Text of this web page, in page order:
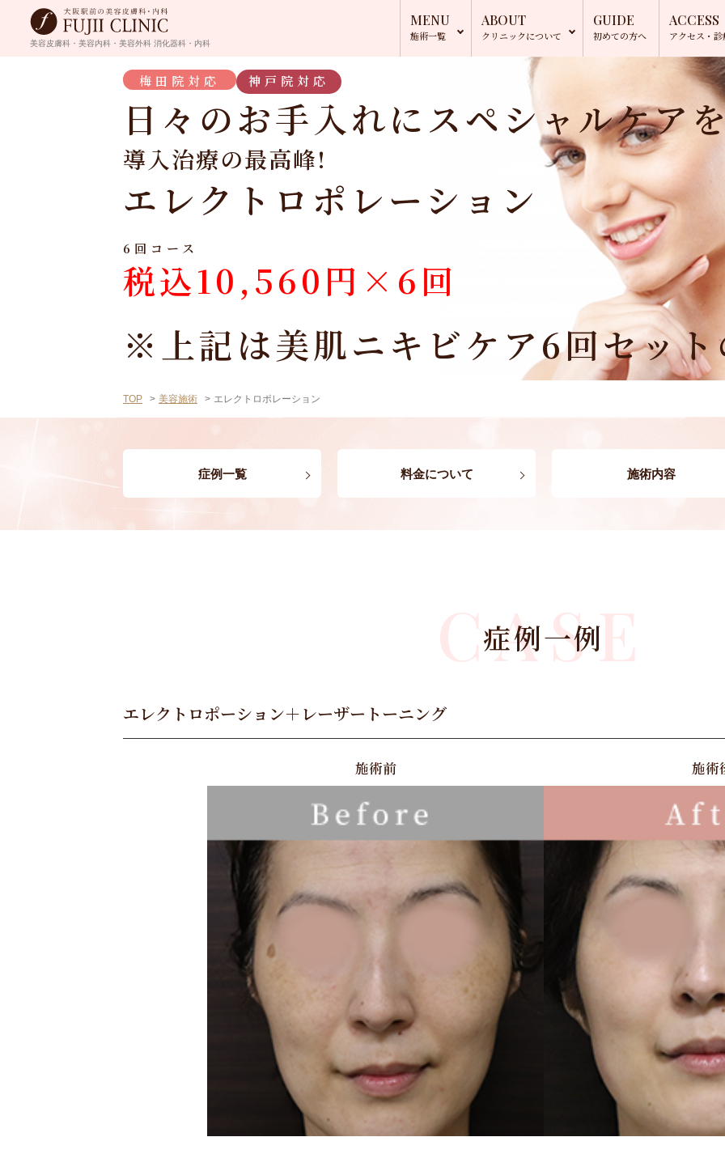
美容皮膚科・美容内科・美容外科 消化器科・内科
MENU
施術一覧
ABOUT
クリニックについて
GUIDE
初めての方へ
ACCESS
アクセス・ 診
梅田院対応 神戸院対応
日々のお手入れにスペシャルケア
導入治療の最高峰!
エレクトロポレーション
6回コース
税込10,560円×6回
※上記は美肌ニキビケア6回セッ
TOP 美容施術 エレクトロポレーション
症例一覧 料金について 施術内容
症例一例
CASE
エレクトロポーション＋レーザートーニング
施術前 施術